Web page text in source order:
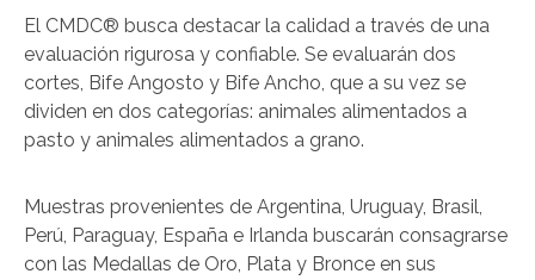
El CMDC® busca destacar la calidad a través de una
evaluación rigurosa y confiable. Se evaluarán dos
cortes, Bife Angosto y Bife Ancho, que a su vez se
dividen en dos categorías: animales alimentados a
pasto y animales alimentados a grano.
Muestras provenientes de Argentina, Uruguay, Brasil,
Perú, Paraguay, España e Irlanda buscarán consagrarse
con las Medallas de Oro, Plata y Bronce en sus